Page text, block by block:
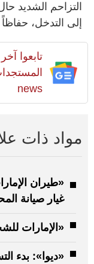
التزاحم الشديد
إلى التدخل،
تابعوا
news
مواد ذات
«طيران
غيار صيانة
«الإمارات
«ديوا»: بدء